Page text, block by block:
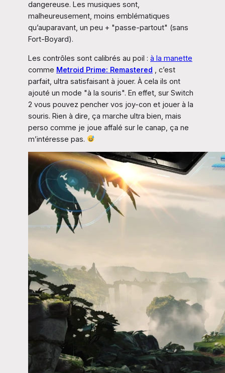
dangereuse. Les musiques sont,
malheureusement, moins emblématiques
qu’auparavant, un peu + "passe-partout" (sans
Fort-Boyard).
Les contrôles sont calibrés au poil : à la manette
comme Metroid Prime: Remastered
, c’est
parfait, ultra satisfaisant à jouer. À cela ils ont
ajouté un mode "à la souris". En effet, sur Switch
2 vous pouvez pencher vos joy-con et jouer à la
souris. Rien à dire, ça marche ultra bien, mais
perso comme je joue affalé sur le canap, ça ne
m’intéresse pas.